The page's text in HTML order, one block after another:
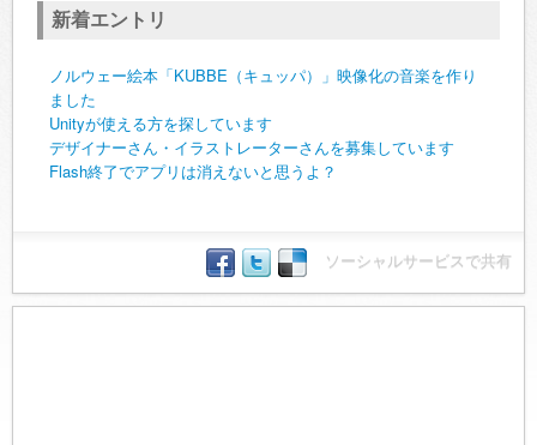
新着エントリ
ノルウェー絵本「KUBBE（キュッパ）」映像化の音楽を作り
ました
Unityが使える方を探しています
デザイナーさん・イラストレーターさんを募集しています
Flash終了でアプリは消えないと思うよ？
ソーシャルサービスで共有